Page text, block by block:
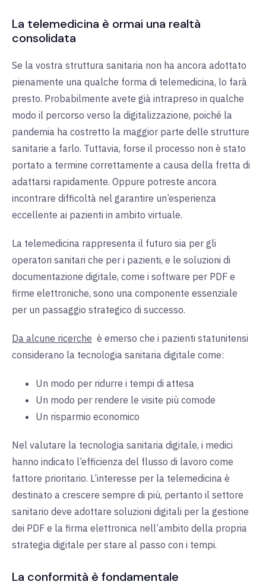
La telemedicina è ormai una realtà
consolidata
Se la vostra struttura sanitaria non ha ancora adottato
pienamente una qualche forma di telemedicina, lo farà
presto. Probabilmente avete già intrapreso in qualche
modo il percorso verso la digitalizzazione, poiché la
pandemia ha costretto la maggior parte delle strutture
sanitarie a farlo. Tuttavia, forse il processo non è stato
portato a termine correttamente a causa della fretta di
adattarsi rapidamente. Oppure potreste ancora
incontrare difficoltà nel garantire un’esperienza
eccellente ai pazienti in ambito virtuale.
La telemedicina rappresenta il futuro sia per gli
operatori sanitari che per i pazienti, e le soluzioni di
documentazione digitale, come i software per PDF e
firme elettroniche, sono una componente essenziale
per un passaggio strategico di successo.
Da alcune ricerche è emerso che i pazienti statunitensi
considerano la tecnologia sanitaria digitale come:
Un modo per ridurre i tempi di attesa
Un modo per rendere le visite più comode
Un risparmio economico
Nel valutare la tecnologia sanitaria digitale, i medici
hanno indicato l’efficienza del flusso di lavoro come
fattore prioritario. L’interesse per la telemedicina è
destinato a crescere sempre di più, pertanto il settore
sanitario deve adottare soluzioni digitali per la gestione
dei PDF e la firma elettronica nell’ambito della propria
strategia digitale per stare al passo con i tempi.
La conformità è fondamentale